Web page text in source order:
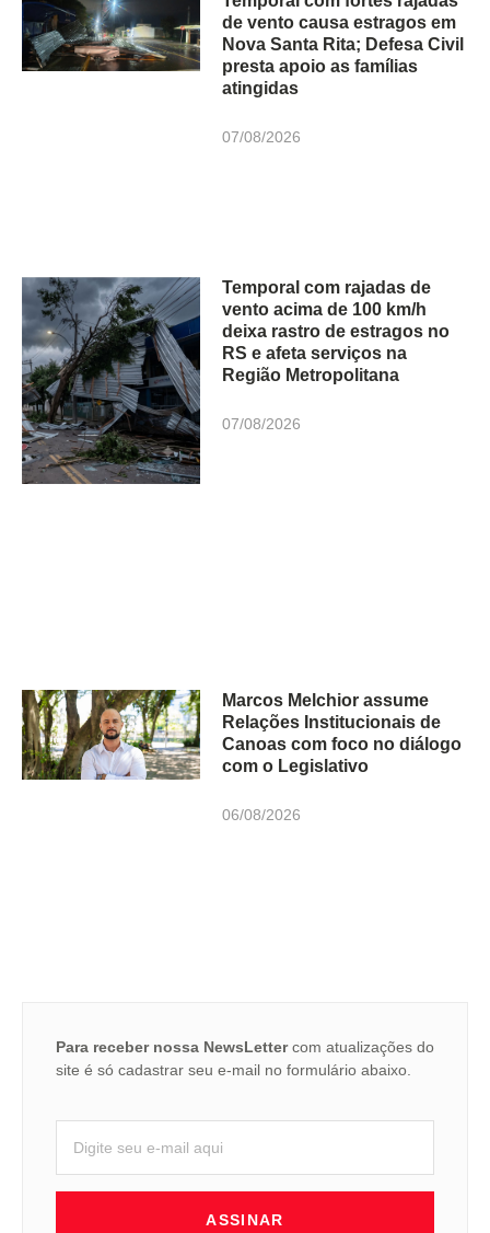
de vento causa estragos em
Nova Santa Rita; Defesa Civil
presta apoio as famílias
atingidas
07/08/2026
Temporal com rajadas de
vento acima de 100 km/h
deixa rastro de estragos no
RS e afeta serviços na
Região Metropolitana
07/08/2026
Marcos Melchior assume
Relações Institucionais de
Canoas com foco no diálogo
com o Legislativo
06/08/2026
Para receber nossa NewsLettercom atualizações do
site é só cadastrar seu e-mail no formulário abaixo.
ASSINAR